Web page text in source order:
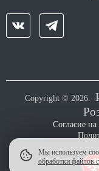
Copyright © 2026.
Согласие
Мы используем
обработки файлов